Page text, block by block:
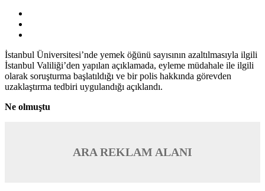
İstanbul Üniversitesi’nde yemek öğünü sayısının azaltılmasıyla ilgili
İstanbul Valiliği’den yapılan açıklamada, eyleme müdahale ile ilgili
olarak soruşturma başlatıldığı ve bir polis hakkında görevden
uzaklaştırma tedbiri uygulandığı açıklandı.
Ne olmuştu
ARA REKLAM ALANI